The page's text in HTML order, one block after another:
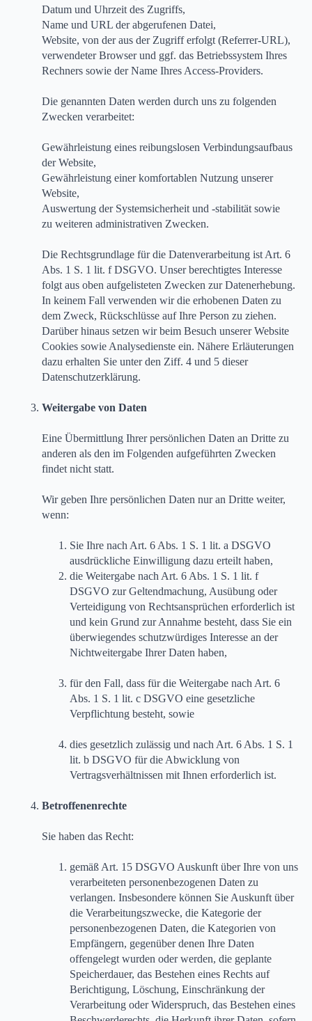
Datum und Uhrzeit des Zugriffs,
Name und URL der abgerufenen Datei,
Website, von der aus der Zugriff erfolgt (Referrer-URL),
verwendeter Browser und ggf. das Betriebssystem Ihres
Rechners sowie der Name Ihres Access-Providers.
Die genannten Daten werden durch uns zu folgenden
Zwecken verarbeitet:
Gewährleistung eines reibungslosen Verbindungsaufbaus
der Website,
Gewährleistung einer komfortablen Nutzung unserer
Website,
Auswertung der Systemsicherheit und -stabilität sowie
zu weiteren administrativen Zwecken.
Die Rechtsgrundlage für die Datenverarbeitung ist Art. 6
Abs. 1 S. 1 lit. f DSGVO. Unser berechtigtes Interesse
folgt aus oben aufgelisteten Zwecken zur Datenerhebung.
In keinem Fall verwenden wir die erhobenen Daten zu
dem Zweck, Rückschlüsse auf Ihre Person zu ziehen.
Darüber hinaus setzen wir beim Besuch unserer Website
Cookies sowie Analysedienste ein. Nähere Erläuterungen
dazu erhalten Sie unter den Ziff. 4 und 5 dieser
Datenschutzerklärung.
Weitergabe von Daten
Eine Übermittlung Ihrer persönlichen Daten an Dritte zu
anderen als den im Folgenden aufgeführten Zwecken
findet nicht statt.
Wir geben Ihre persönlichen Daten nur an Dritte weiter,
wenn:
Sie Ihre nach Art. 6 Abs. 1 S. 1 lit. a DSGVO
ausdrückliche Einwilligung dazu erteilt haben,
die Weitergabe nach Art. 6 Abs. 1 S. 1 lit. f
DSGVO zur Geltendmachung, Ausübung oder
Verteidigung von Rechtsansprüchen erforderlich ist
und kein Grund zur Annahme besteht, dass Sie ein
überwiegendes schutzwürdiges Interesse an der
Nichtweitergabe Ihrer Daten haben,
für den Fall, dass für die Weitergabe nach Art. 6
Abs. 1 S. 1 lit. c DSGVO eine gesetzliche
Verpflichtung besteht, sowie
dies gesetzlich zulässig und nach Art. 6 Abs. 1 S. 1
lit. b DSGVO für die Abwicklung von
Vertragsverhältnissen mit Ihnen erforderlich ist.
Betroffenenrechte
Sie haben das Recht:
gemäß Art. 15 DSGVO Auskunft über Ihre von uns
verarbeiteten personenbezogenen Daten zu
verlangen. Insbesondere können Sie Auskunft über
die Verarbeitungszwecke, die Kategorie der
personenbezogenen Daten, die Kategorien von
Empfängern, gegenüber denen Ihre Daten
offengelegt wurden oder werden, die geplante
Speicherdauer, das Bestehen eines Rechts auf
Berichtigung, Löschung, Einschränkung der
Verarbeitung oder Widerspruch, das Bestehen eines